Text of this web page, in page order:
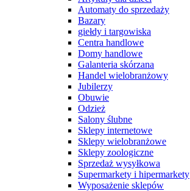
Automaty do sprzedaży
Bazary
giełdy i targowiska
Centra handlowe
Domy handlowe
Galanteria skórzana
Handel wielobranżowy
Jubilerzy
Obuwie
Odzież
Salony ślubne
Sklepy internetowe
Sklepy wielobranżowe
Sklepy zoologiczne
Sprzedaż wysyłkowa
Supermarkety i hipermarkety
Wyposażenie sklepów